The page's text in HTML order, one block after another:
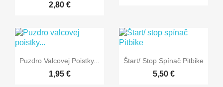
2,80 €
 Rýchly náhľad
Puzdro Valcovej Poistky...
1,95 €
 Rýchly náhľad
Štart/ Stop Spínač Pitbike
5,50 €